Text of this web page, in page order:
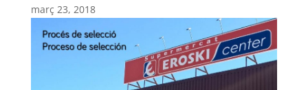
març 23, 2018